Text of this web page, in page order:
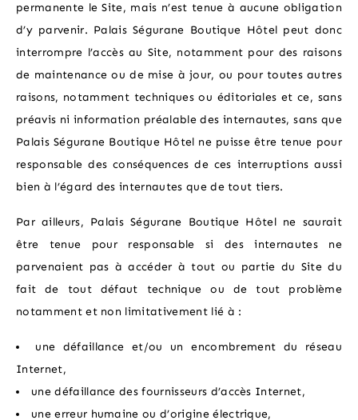
permanente le Site, mais n’est tenue à aucune obligation
d’y parvenir. Palais Ségurane Boutique Hôtel peut donc
interrompre l’accès au Site, notamment pour des raisons
de maintenance ou de mise à jour, ou pour toutes autres
raisons, notamment techniques ou éditoriales et ce, sans
préavis ni information préalable des internautes, sans que
Palais Ségurane Boutique Hôtel ne puisse être tenue pour
responsable des conséquences de ces interruptions aussi
bien à l’égard des internautes que de tout tiers.
Par ailleurs, Palais Ségurane Boutique Hôtel ne saurait
être tenue pour responsable si des internautes ne
parvenaient pas à accéder à tout ou partie du Site du
fait de tout défaut technique ou de tout problème
notamment et non limitativement lié à :
une défaillance et/ou un encombrement du réseau
Internet,
une défaillance des fournisseurs d’accès Internet,
une erreur humaine ou d’origine électrique,